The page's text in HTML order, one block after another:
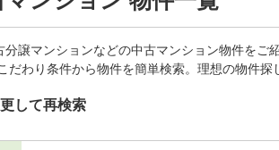
譲マンションなどの中古マンション物件を
わり条件から物件を簡単検索。理想の物件探
して再検索